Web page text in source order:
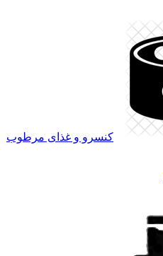
کنسرو و غذای مرطوب